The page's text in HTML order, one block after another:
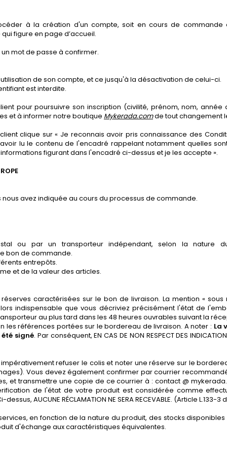
à la création d'un compte, soit en cours de
figure en page d’accueil.
mot de passe à confirmer.
de son compte, et ce jusqu'à la désactivation de celui-ci.
est interdite.
pour poursuivre son inscription (civilité, prénom, nom,
et à informer notre boutique Mykerada.comde tout changement
clique sur « Je reconnais avoir pris connaissance des
lu le contenu de l'encadré rappelant notamment quelles
figurant dans l'encadré ci-dessus et je les accepte ».
avez indiquée au cours du processus de commande.
ou par un transporteur indépendant, selon la nature
bon de commande.
entrepôts.
et de la valeur des articles.
réserves caractérisées sur le bon de livraison. La mention «
alors indispensable que vous décriviez précisément l'état de
au plus tard dans les 48 heures ouvrables suivant la
les références portées sur le bordereau de livraison. A noter : La
signé. Par conséquent, EN CAS DE NON RESPECT DES
refuser le colis et noter une réserve sur le
Vous devez également confirmer par courrier
et transmettre une copie de ce courrier à : contact @
de l'état de votre produit est considérée comme
dessus, AUCUNE RÉCLAMATION NE SERA RECEVABLE. (Article
en fonction de la nature du produit, des stocks
d'échange aux caractéristiques équivalentes.